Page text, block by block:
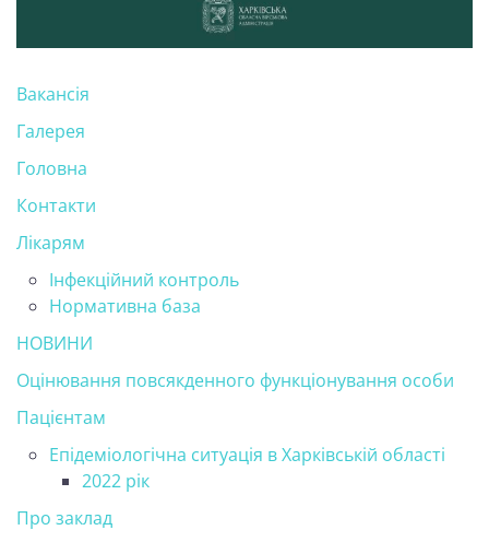
Вакансія
Галерея
Головна
Контакти
Лікарям
Інфекційний контроль
Нормативна база
НОВИНИ
Оцінювання повсякденного функціонування особи
Пацієнтам
Епідеміологічна ситуація в Харківській області
2022 рік
Про заклад